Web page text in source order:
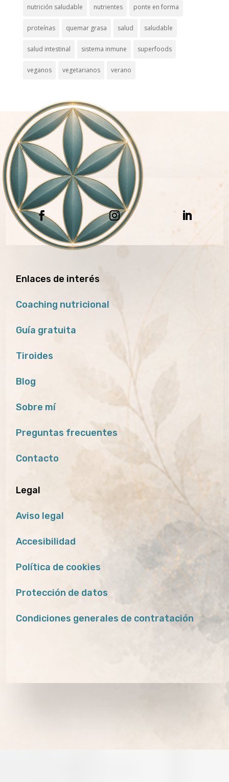
nutrición saludable nutrientes ponte en forma
proteínas quemar grasa salud saludable
salud intestinal sistema inmune superfoods
veganos vegetarianos verano
Enlaces de interés
Coaching nutricional
Guía gratuita
Tiroides
Blog
Sobre mí
Preguntas frecuentes
Contacto
Legal
Aviso legal
Accesibilidad
Política de cookies
Protección de datos
Condiciones generales de contratación